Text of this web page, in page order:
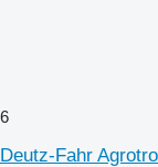
6
Deutz-Fahr